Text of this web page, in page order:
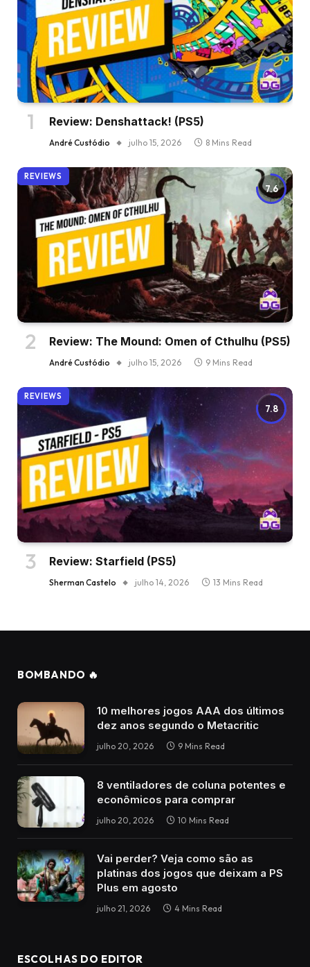
Review: Denshattack! (PS5)
André Custódio julho 15, 2026 8 Mins Read
7.6
REVIEWS
Review: The Mound: Omen of Cthulhu (PS5)
André Custódio julho 15, 2026 9 Mins Read
7.8
REVIEWS
Review: Starfield (PS5)
Sherman Castelo julho 14, 2026 13 Mins Read
BOMBANDO 🔥
10 melhores jogos AAA dos últimos
dez anos segundo o Metacritic
julho 20, 2026 9 Mins Read
8 ventiladores de coluna potentes e
econômicos para comprar
julho 20, 2026 10 Mins Read
Vai perder? Veja como são as
platinas dos jogos que deixam a PS
Plus em agosto
julho 21, 2026 4 Mins Read
ESCOLHAS DO EDITOR